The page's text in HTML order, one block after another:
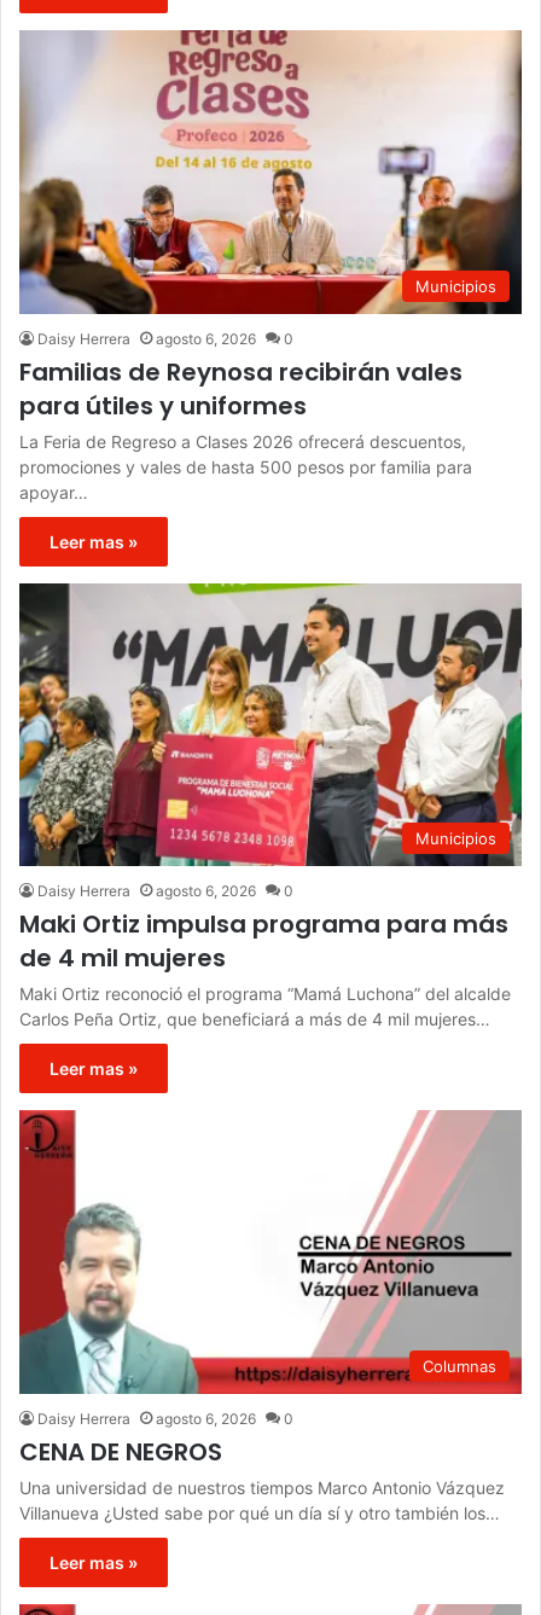
Municipios
Daisy Herrera agosto 6, 2026 0
Familias de Reynosa recibirán vales
para útiles y uniformes
La Feria de Regreso a Clases 2026 ofrecerá descuentos,
promociones y vales de hasta 500 pesos por familia para
apoyar…
Leer mas »
Municipios
Daisy Herrera agosto 6, 2026 0
Maki Ortiz impulsa programa para más
de 4 mil mujeres
Maki Ortiz reconoció el programa “Mamá Luchona” del alcalde
Carlos Peña Ortiz, que beneficiará a más de 4 mil mujeres…
Leer mas »
Columnas
Daisy Herrera agosto 6, 2026 0
CENA DE NEGROS
Una universidad de nuestros tiempos Marco Antonio Vázquez
Villanueva ¿Usted sabe por qué un día sí y otro también los…
Leer mas »